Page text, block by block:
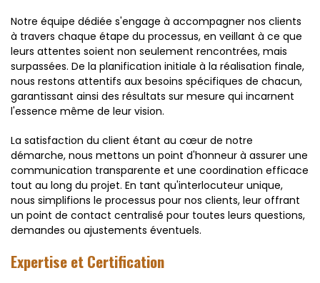
Notre équipe dédiée s'engage à accompagner nos clients
à travers chaque étape du processus, en veillant à ce que
leurs attentes soient non seulement rencontrées, mais
surpassées. De la planification initiale à la réalisation finale,
nous restons attentifs aux besoins spécifiques de chacun,
garantissant ainsi des résultats sur mesure qui incarnent
l'essence même de leur vision.
La satisfaction du client étant au cœur de notre
démarche, nous mettons un point d'honneur à assurer une
communication transparente et une coordination efficace
tout au long du projet. En tant qu'interlocuteur unique,
nous simplifions le processus pour nos clients, leur offrant
un point de contact centralisé pour toutes leurs questions,
demandes ou ajustements éventuels.
Expertise et Certification